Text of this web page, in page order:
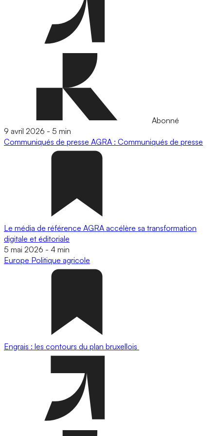
Abonné
9 avril 2026 - 5 min
Communiqués de presse AGRA : Communiqués de presse
Le média de référence AGRA accélère sa transformation
digitale et éditoriale
5 mai 2026 - 4 min
Europe Politique agricole
Engrais : les contours du plan bruxellois